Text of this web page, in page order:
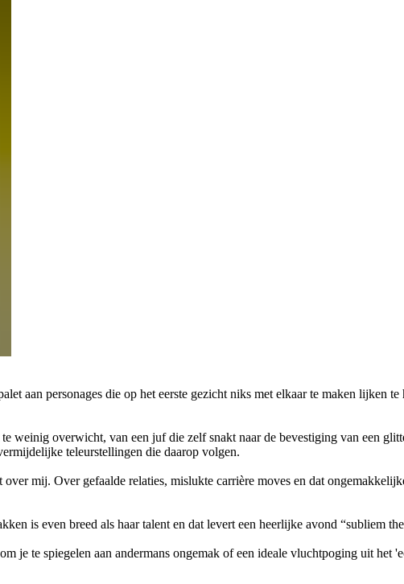
personages die op het eerste gezicht niks met elkaar te maken lijken te
weinig overwicht, van een juf die zelf snakt naar de bevestiging van een
teleurstellingen die daarop volgen.
mij. Over gefaalde relaties, mislukte carrière moves en dat
is even breed als haar talent en dat levert een heerlijke avond “subliem
je te spiegelen aan andermans ongemak of een ideale vluchtpoging uit